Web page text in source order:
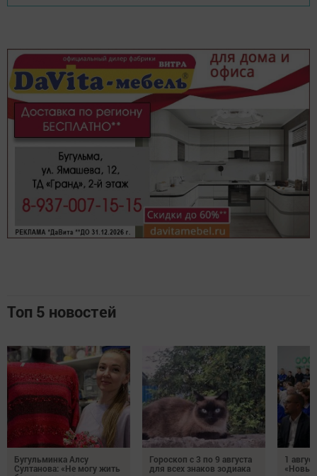
Топ 5 новостей
Бугульминка Алсу
Султанова: «Не могу жить
Гороскоп с 3 по 9 августа
для всех знаков зодиака
1
«Новые